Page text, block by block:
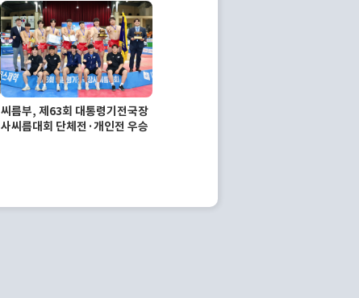
씨름부, 제63회 대통령기전국장
사씨름대회 단체전·개인전 우승